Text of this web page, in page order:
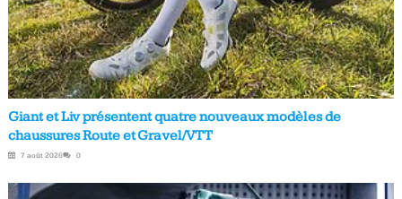
Giant et Liv présentent quatre nouveaux modèles de
chaussures Route et Gravel/VTT
7 août 2026 0